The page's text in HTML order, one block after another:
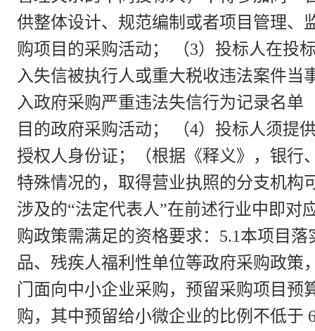
供整体设计、规范编制或者项目管理、
购项目的采购活动； （3）投标人在投
入失信被执行人或重大税收违法案件当
入政府采购严重违法失信行为记录名单
目的政府采购活动； （4）投标人须提
授权人身份证；（根据《释义》，银行
特殊情况的，取得营业执照的分支机构
涉及的“法定代表人”在前述行业中即对
购政策需满足的资格要求：5.1本项目
品、残疾人福利性单位等政府采购政策
门面向中小企业采购，预留采购项目预
购，其中预留给小微企业的比例不低于